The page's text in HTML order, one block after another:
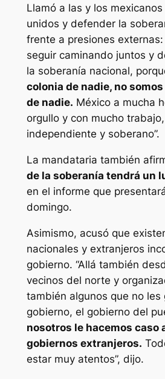
Llamó a las y los
unidos y defender la
frente a presiones externas:
seguir caminando juntos y
la soberanía nacional,
colonia de nadie, no
de nadie. México a mucha
orgullo y con mucho
independiente y soberano”.
La mandataria también
de la soberanía tendrá un
en el informe que
domingo.
Asimismo, acusó que
nacionales y extranjeros
gobierno. “Allá también
vecinos del norte y
también algunos que no les
gobierno, el gobierno del
nosotros le hacemos caso
gobiernos extranjeros.
estar muy atentos”, dijo.